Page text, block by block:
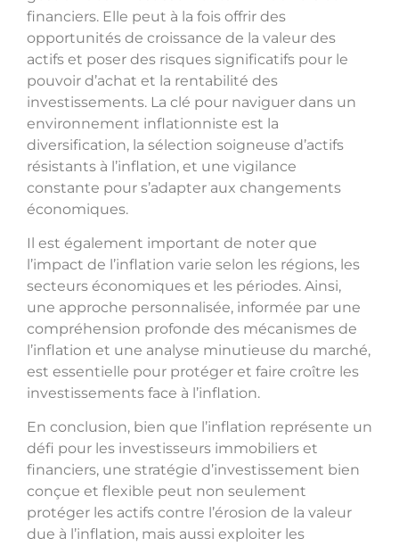
financiers. Elle peut à la fois offrir des
opportunités de croissance de la valeur des
actifs et poser des risques significatifs pour le
pouvoir d’achat et la rentabilité des
investissements. La clé pour naviguer dans un
environnement inflationniste est la
diversification, la sélection soigneuse d’actifs
résistants à l’inflation, et une vigilance
constante pour s’adapter aux changements
économiques.
Il est également important de noter que
l’impact de l’inflation varie selon les régions, les
secteurs économiques et les périodes. Ainsi,
une approche personnalisée, informée par une
compréhension profonde des mécanismes de
l’inflation et une analyse minutieuse du marché,
est essentielle pour protéger et faire croître les
investissements face à l’inflation.
En conclusion, bien que l’inflation représente un
défi pour les investisseurs immobiliers et
financiers, une stratégie d’investissement bien
conçue et flexible peut non seulement
protéger les actifs contre l’érosion de la valeur
due à l’inflation, mais aussi exploiter les